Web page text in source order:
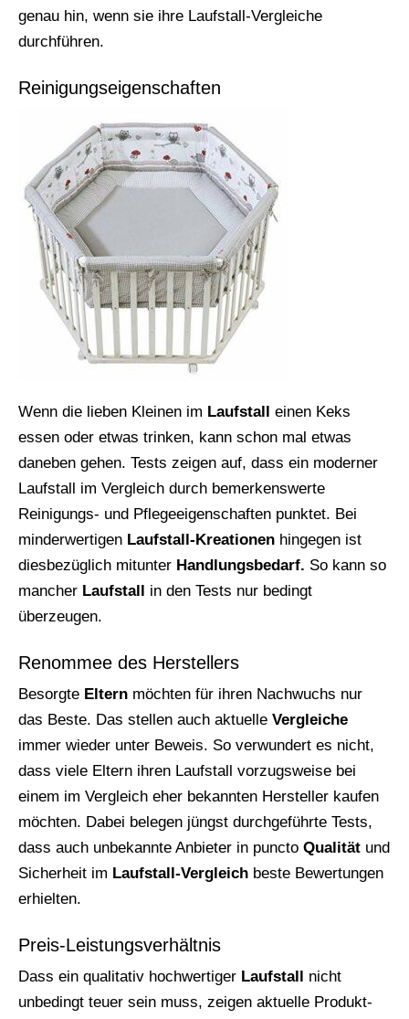
genau hin, wenn sie ihre Laufstall-Vergleiche
durchführen.
Reinigungseigenschaften
Wenn die lieben Kleinen im Laufstall einen Keks
essen oder etwas trinken, kann schon mal etwas
daneben gehen. Tests zeigen auf, dass ein moderner
Laufstall im Vergleich durch bemerkenswerte
Reinigungs- und Pflegeeigenschaften punktet. Bei
minderwertigen Laufstall-Kreationen hingegen ist
diesbezüglich mitunter Handlungsbedarf. So kann so
mancher Laufstall in den Tests nur bedingt
überzeugen.
Renommee des Herstellers
Besorgte Eltern möchten für ihren Nachwuchs nur
das Beste. Das stellen auch aktuelle Vergleiche
immer wieder unter Beweis. So verwundert es nicht,
dass viele Eltern ihren Laufstall vorzugsweise bei
einem im Vergleich eher bekannten Hersteller kaufen
möchten. Dabei belegen jüngst durchgeführte Tests,
dass auch unbekannte Anbieter in puncto Qualität und
Sicherheit im Laufstall-Vergleich beste Bewertungen
erhielten.
Preis-Leistungsverhältnis
Dass ein qualitativ hochwertiger Laufstall nicht
unbedingt teuer sein muss, zeigen aktuelle Produkt-